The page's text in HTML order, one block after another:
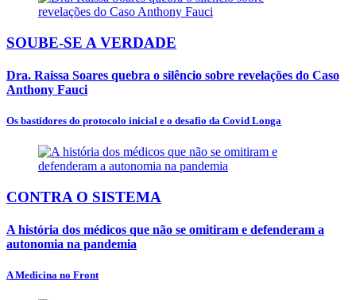
SOUBE-SE A VERDADE
Dra. Raissa Soares quebra o silêncio sobre revelações do Caso
Anthony Fauci
Os bastidores do protocolo inicial e o desafio da Covid Longa
CONTRA O SISTEMA
A história dos médicos que não se omitiram e defenderam a
autonomia na pandemia
A Medicina no Front